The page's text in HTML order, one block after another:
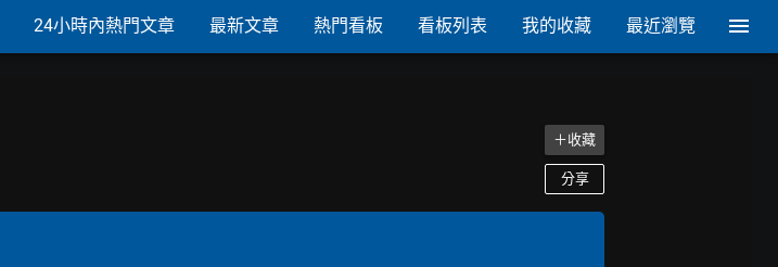
24小時內熱門文章 最新文章 熱門看板 看板列表 我的收藏 最近瀏覽
＋收藏
分享